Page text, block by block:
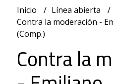
Inicio
Línea abierta
Contra la moderación -
(Comp.)
Contra la